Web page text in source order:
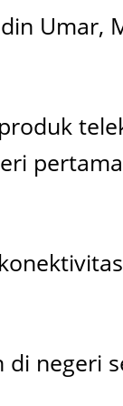
Umar,
di negeri